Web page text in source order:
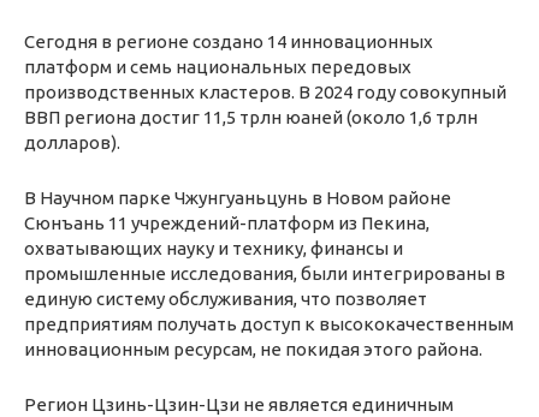
Сегодня в регионе создано 14 инновационных
платформ и семь национальных передовых
производственных кластеров. В 2024 году совокупный
ВВП региона достиг 11,5 трлн юаней (около 1,6 трлн
долларов).
В Научном парке Чжунгуаньцунь в Новом районе
Сюнъань 11 учреждений-платформ из Пекина,
охватывающих науку и технику, финансы и
промышленные исследования, были интегрированы в
единую систему обслуживания, что позволяет
предприятиям получать доступ к высококачественным
инновационным ресурсам, не покидая этого района.
Регион Цзинь-Цзин-Цзи не является единичным